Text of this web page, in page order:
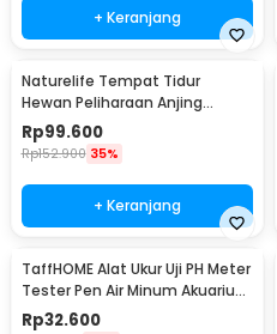
+ Keranjang
Naturelife Tempat Tidur
Hewan Peliharaan Anjing
Kucing Pet Dog Bed Size XL -
NR884
Rp99.600
Rp152.900 35%
+ Keranjang
TaffHOME Alat Ukur Uji PH Meter
Tester Pen Air Minum Akuarium
- PH-009
Rp32.600